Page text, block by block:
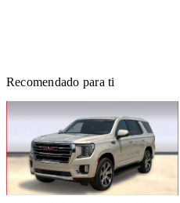
Recomendado para ti